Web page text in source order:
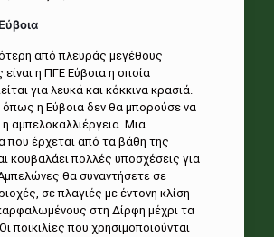
από πλευράς μεγέθους
η ΠΓΕ Εύβοια η οποία
για λευκά και κόκκινα κρασιά.
όπως η Εύβοια δεν θα μπορούσε να
η αμπελοκαλλιέργεια. Μια
που έρχεται από τα βάθη της
κουβαλάει πολλές υποσχέσεις για
θα συναντήσετε σε
σε πλαγιές με έντονη κλίση
στη Δίρφη μέχρι τα
ποικιλίες που χρησιμοποιούνται